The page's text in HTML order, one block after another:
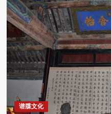
谱牒文化